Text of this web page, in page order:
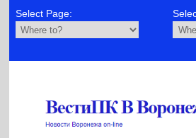
Select Page: